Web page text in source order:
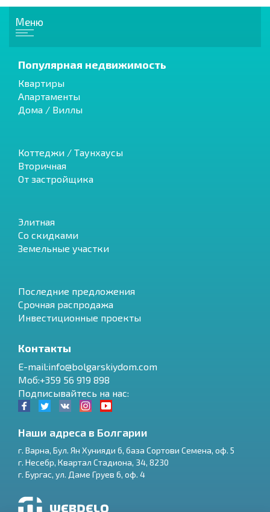
Меню
Популярная недвижимость
Квартиры
Апартаменты
Дома / Виллы
Коттеджи / Таунхаусы
Вторичная
От застройщика
Элитная
Со скидками
Земельные участки
Последние предложения
Срочная распродажа
Инвестиционные проекты
Контакты
E-mail:info@bolgarskiydom.com
Моб:+359 56 919 898
Подписывайтесь на нас:
Наши адреса в Болгарии
г. Варна, Бул. Ян Хунияди 6, база Сортови Семена, оф. 5
г. Несебр, Квартал Стадиона, 34, 8230
г. Бургас, ул. Даме Груев 6, оф. 4